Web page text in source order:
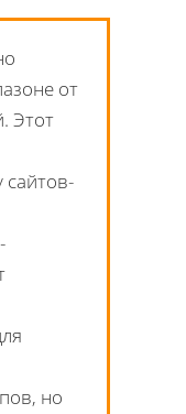
от
Этот
сайтов-
но